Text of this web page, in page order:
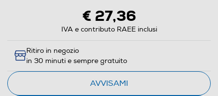
€ 27,36
IVA e contributo RAEE inclusi
Ritiro in negozio
in 30 minuti e sempre gratuito
AVVISAMI